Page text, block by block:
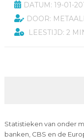
DATUM: 19-01-
DOOR:
LEESTIJD: 2
Statistieken van onder
banken, CBS en de